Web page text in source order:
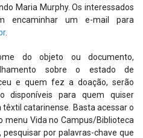
Maria Murphy. Os interessados
encaminhar um e-mail para
.
do objeto ou documento,
sobre o estado de
e quem fez a doação, serão
disponíveis para quem quiser
catarinense. Basta acessar o
menu Vida no Campus/Biblioteca
por palavras-chave que